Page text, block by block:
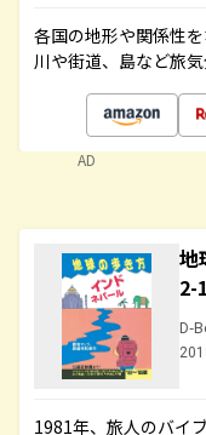
各国の地形や関係性
川や街道、島など旅
AD
地
2-
D-
1981年、旅人のバイ